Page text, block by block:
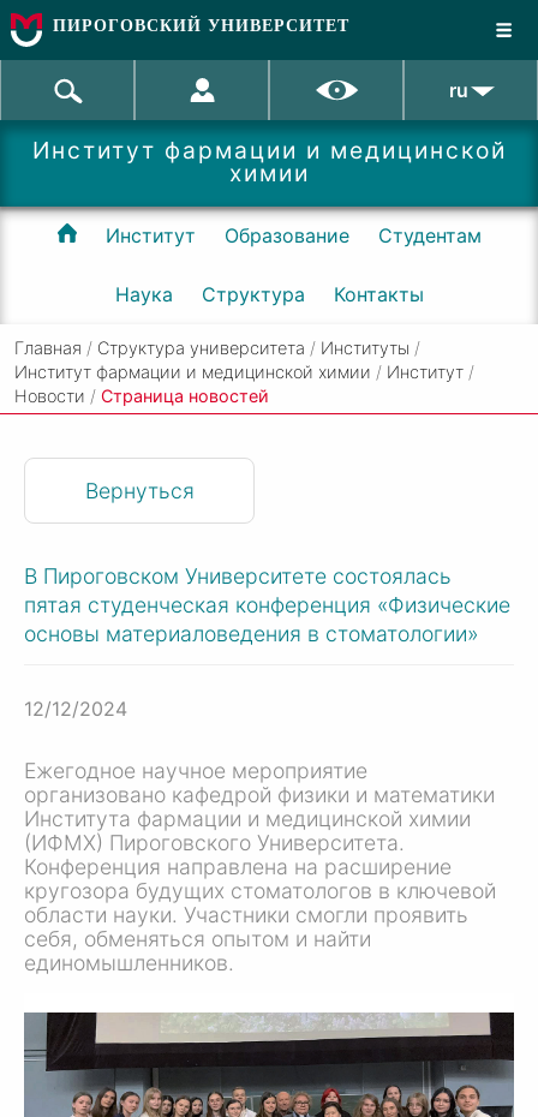
ПИРОГОВСКИЙ УНИВЕРСИТЕТ
ru
Институт фармации и медицинской
химии
Институт Образование Студентам
Наука Структура Контакты
Главная / Структура университета / Институты /
Институт фармации и медицинской химии / Институт /
Новости / Cтраница новостей
В Пироговском Университете состоялась
пятая студенческая конференция «Физические
основы материаловедения в стоматологии»
12/12/2024
Ежегодное научное мероприятие
организовано кафедрой физики и математики
Института фармации и медицинской химии
(ИФМХ) Пироговского Университета.
Конференция направлена на расширение
кругозора будущих стоматологов в ключевой
области науки. Участники смогли проявить
себя, обменяться опытом и найти
единомышленников.
Вернуться